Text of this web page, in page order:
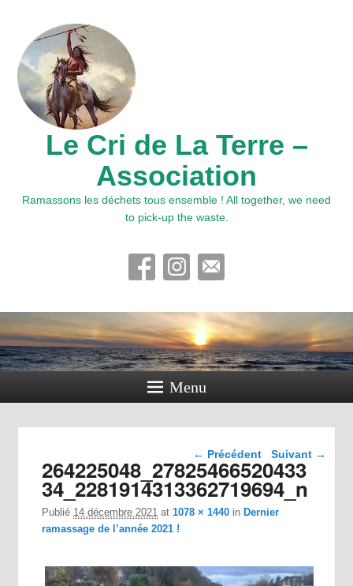
Le Cri de La Terre –
Association
Ramassons les déchets tous ensemble ! All together, we need
to pick-up the waste.
Menu
Navigation dans les
images
← Précédent Suivant →
264225048_27825466520433
34_2281914313362719694_n
Publié 14 décembre 2021 at1078 × 1440 in Dernier
ramassage de l’année 2021 !